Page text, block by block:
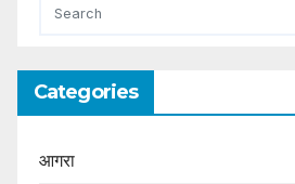
Categories
आगरा